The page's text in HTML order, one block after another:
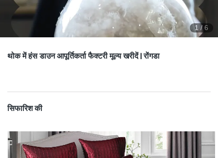
1 / 6
थोक में हंस डाउन आपूर्तिकर्ता फैक्टरी मूल्य खरीदें | रोंगडा
सिफारिश की